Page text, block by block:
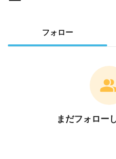
フォロー
まだフォロー